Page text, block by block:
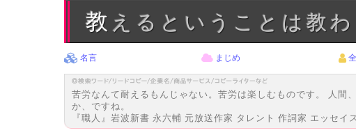
教えるということは教
名言 まじめ
苦労なんて耐えるもんじゃない。苦労は楽しむものです。 人
か、ですね。
『職人』岩波新書 永六輔 元放送作家 タレント 作詞家 エッセイ